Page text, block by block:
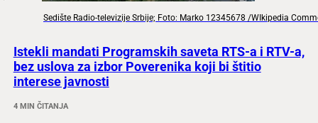
Sedište Radio-televizije Srbije; Foto: Marko 12345678 /WIkipedia
Istekli mandati Programskih saveta RTS-a i RTV-a,
bez uslova za izbor Poverenika koji bi štitio
interese javnosti
4 MIN ČITANJA